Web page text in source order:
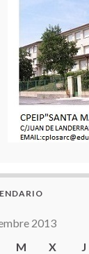
2013
M X J